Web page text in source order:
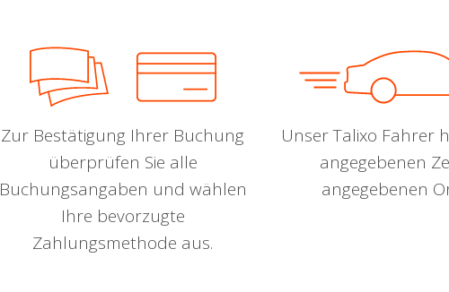
Zur Bestätigung Ihrer Buchung
überprüfen Sie alle
Buchungsangaben und wählen
Ihre bevorzugte
Zahlungsmethode aus.
Unser Talixo Fahrer
angegebenen
angegebenen